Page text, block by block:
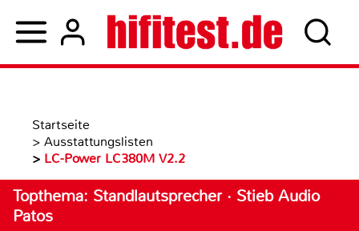
Startseite
> Ausstattungslisten
> LC-Power LC380M V2.2
Topthema: Standlautsprecher · Stieb Audio
Patos